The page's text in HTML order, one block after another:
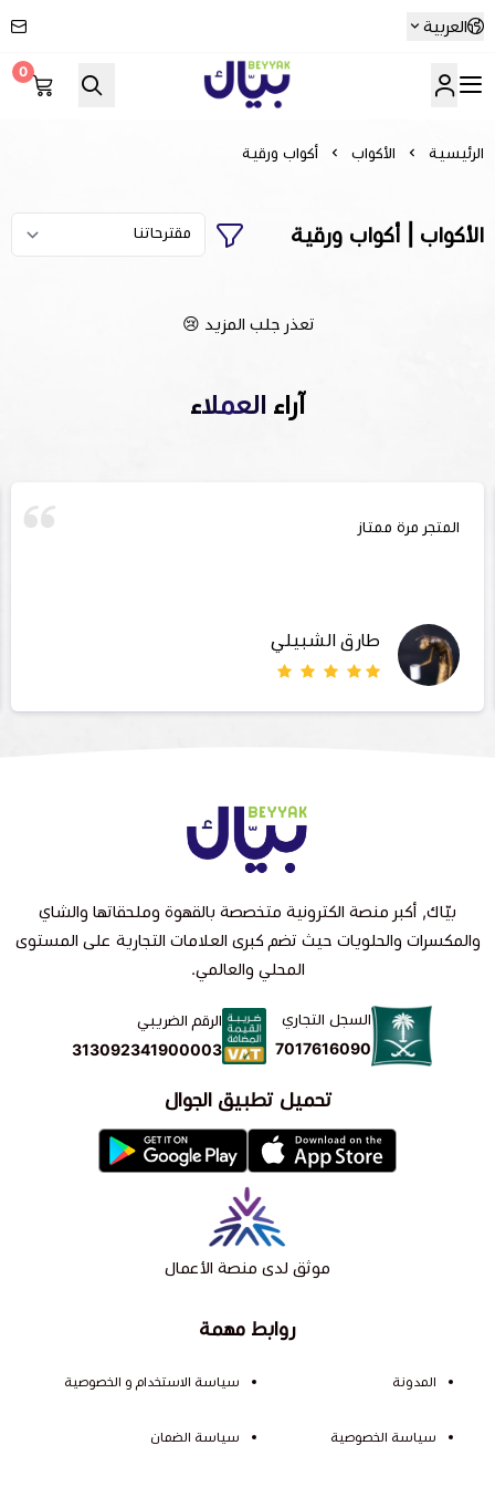
العربية
Beyyak
0
الرئيسية الأكواب أكواب ورقية
الأكواب | أكواب ورقية
تعذر جلب المزيد 😢
آراء العملاء
‏المتجر مرة ممتاز
طارق الشبيلي
روابط مهمة
المدونة
سياسة الخصوصية
سياسة الاستخدام و الخصوصية
سياسة الضمان
بيّاك, أكبر منصة الكترونية متخصصة بالقهوة وملحقاتها والشاي
والمكسرات والحلويات حيث تضم كبرى العلامات التجارية على المستوى
المحلي والعالمي.
السجل التجاري
7017616090
الرقم الضريبي
313092341900003
تحميل تطبيق الجوال
موثق لدى منصة الأعمال